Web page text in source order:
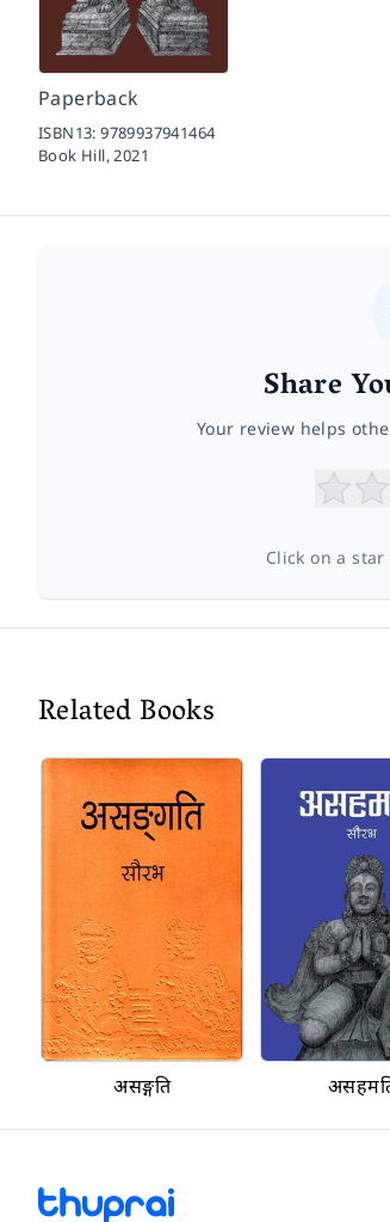
Paperback
ISBN13:9789937941464
Book Hill, 2021
Share
Your review helps
Click on a
Related Books
असङ्गति